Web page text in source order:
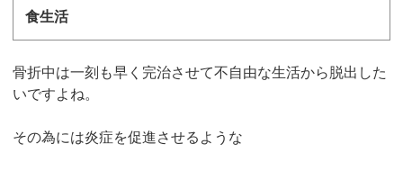
食生活
骨折中は一刻も早く完治させて不自由な生活から脱出した
いですよね。
その為には炎症を促進させるような